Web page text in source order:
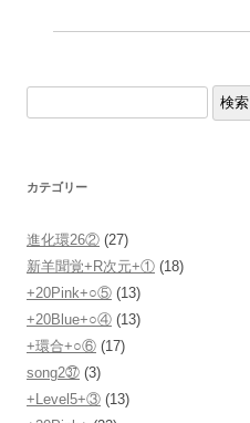
検索
カテゴリー
進化環26② (27)
新羊聞覚+R次元+① (18)
+20Pink+○⑤ (13)
+20Blue+○④ (13)
+環合+○⑥ (17)
song2㊲ (3)
+Level5+③ (13)